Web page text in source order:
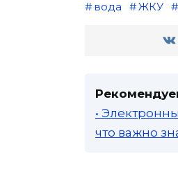
вода ЖКУ
•
что важно